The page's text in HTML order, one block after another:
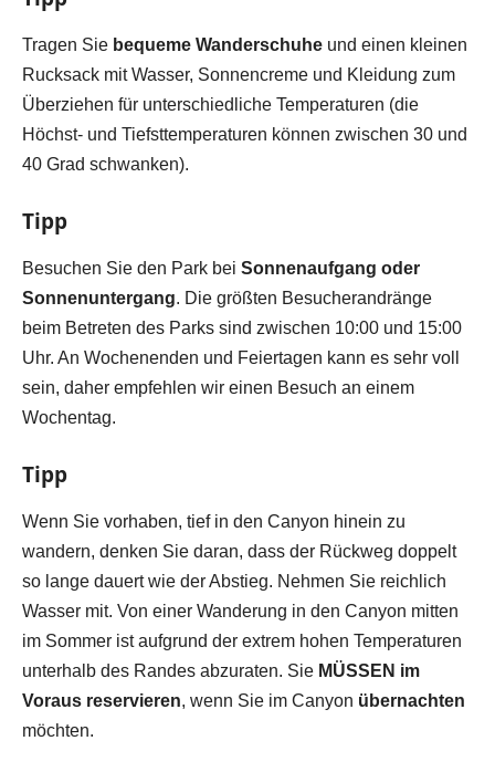
Tragen Sie bequeme Wanderschuhe und einen kleinen
Rucksack mit Wasser, Sonnencreme und Kleidung zum
Überziehen für unterschiedliche Temperaturen (die
Höchst- und Tiefsttemperaturen können zwischen 30 und
40 Grad schwanken).
Tipp
Besuchen Sie den Park bei Sonnenaufgang oder
Sonnenuntergang. Die größten Besucherandränge
beim Betreten des Parks sind zwischen 10:00 und 15:00
Uhr. An Wochenenden und Feiertagen kann es sehr voll
sein, daher empfehlen wir einen Besuch an einem
Wochentag.
Tipp
Wenn Sie vorhaben, tief in den Canyon hinein zu
wandern, denken Sie daran, dass der Rückweg doppelt
so lange dauert wie der Abstieg. Nehmen Sie reichlich
Wasser mit. Von einer Wanderung in den Canyon mitten
im Sommer ist aufgrund der extrem hohen Temperaturen
unterhalb des Randes abzuraten. Sie MÜSSEN im
Voraus reservieren, wenn Sie im Canyon übernachten
möchten.